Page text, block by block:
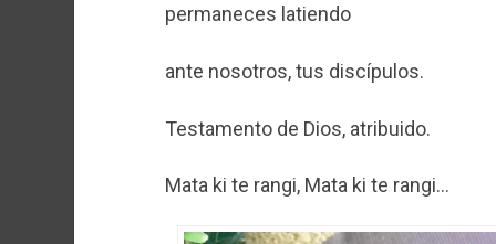
permaneces latiendo
ante nosotros, tus discípulos.
Testamento de Dios, atribuido.
Mata ki te rangi, Mata ki te rangi…